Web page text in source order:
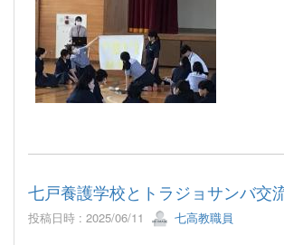
七戸養護学校とトラジョサンバ交
投稿日時 : 2025/06/11 七高教職員